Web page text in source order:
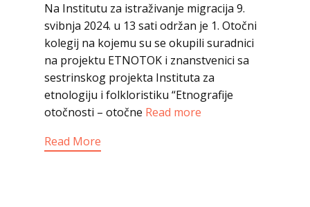
Na Institutu za istraživanje migracija 9.
svibnja 2024. u 13 sati održan je 1. Otočni
kolegij na kojemu su se okupili suradnici
na projektu ETNOTOK i znanstvenici sa
sestrinskog projekta Instituta za
etnologiju i folkloristiku “Etnografije
otočnosti – otočne Read more
Read More